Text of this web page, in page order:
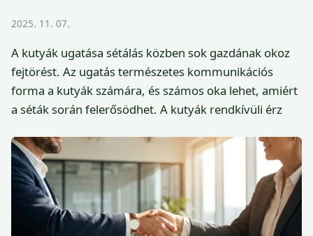
2025. 11. 07.
A kutyák ugatása sétálás közben sok gazdának okoz
fejtörést. Az ugatás természetes kommunikációs
forma a kutyák számára, és számos oka lehet, amiért
a séták során felerősödhet. A kutyák rendkívüli érz